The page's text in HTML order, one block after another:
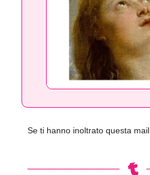
Se ti hanno inoltrato questa mail,